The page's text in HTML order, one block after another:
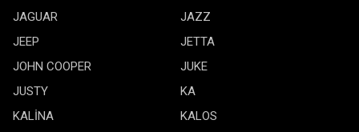
JAGUAR
JAZZ
JEEP
JETTA
JOHN COOPER
JUKE
JUSTY
KA
KALİNA
KALOS